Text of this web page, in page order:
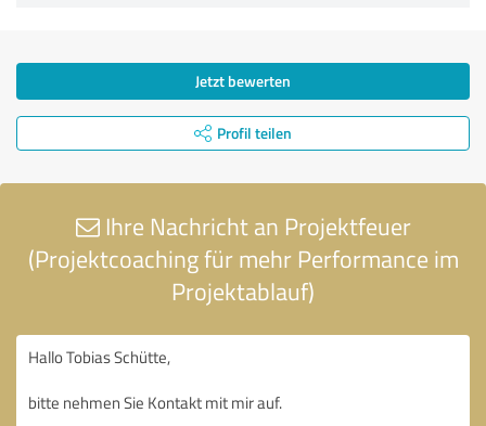
Jetzt bewerten
Profil teilen
Ihre Nachricht an Projektfeuer
(Projektcoaching für mehr Performance im
Projektablauf)